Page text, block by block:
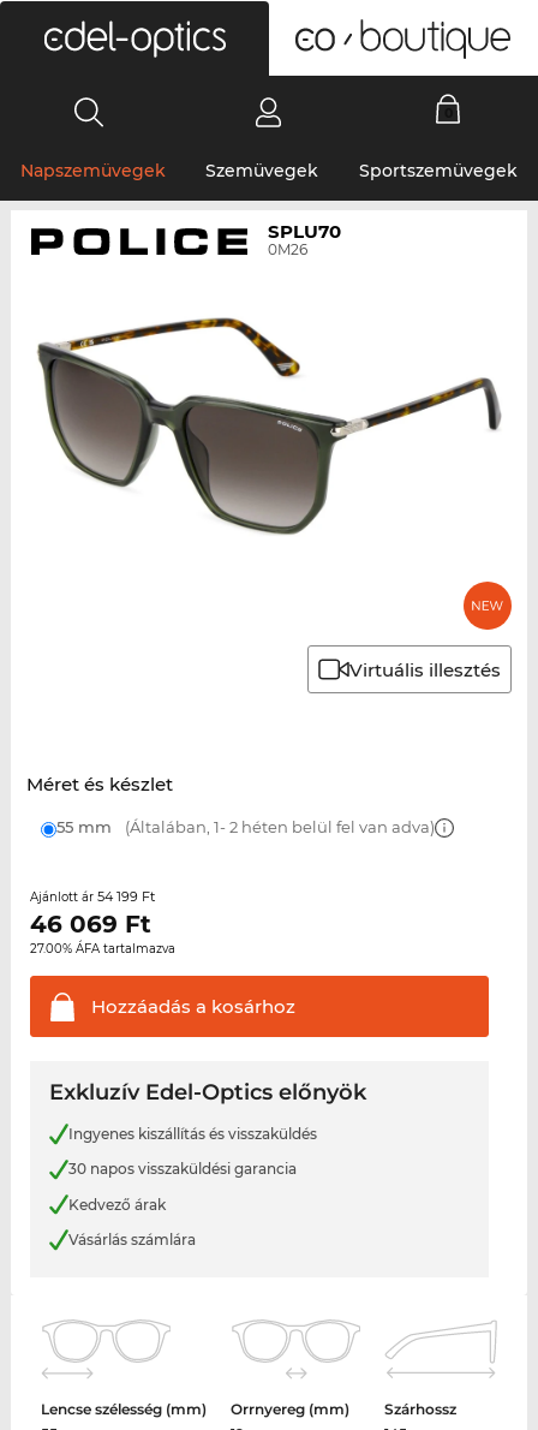
Napszemüvegek Szemüvegek Sportszemüvegek
SPLU70
0M26
Virtuális illesztés
Méret és készlet
55 mm (Általában, 1- 2 héten belül fel van adva)
Ajánlott ár 54 199 Ft
46 069 Ft
27.00% ÁFA tartalmazva
Hozzáadás a kosárhoz
Exkluzív Edel-Optics előnyök
Ingyenes kiszállítás és visszaküldés
30 napos visszaküldési garancia
Kedvező árak
Vásárlás számlára
Lencse szélesség (mm)
Orrnyereg (mm)
Szárhossz